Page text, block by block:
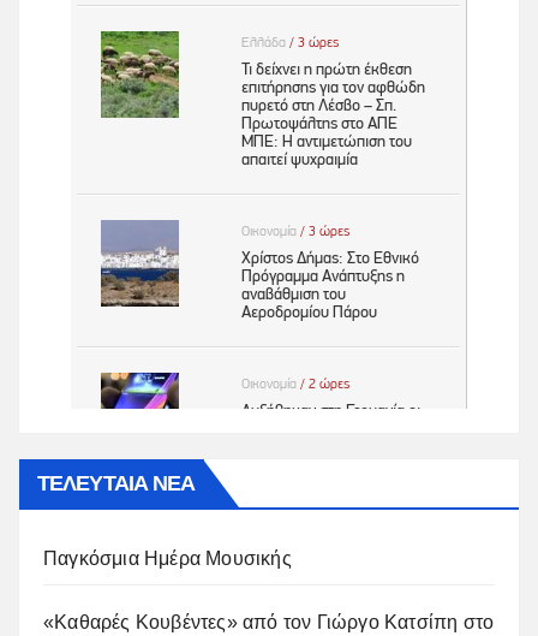
ΤΕΛΕΥΤΑΙΑ ΝΕΑ
Παγκόσμια Ημέρα Μουσικής
«Καθαρές Κουβέντες» από τον Γιώργο Κατσίπη στο